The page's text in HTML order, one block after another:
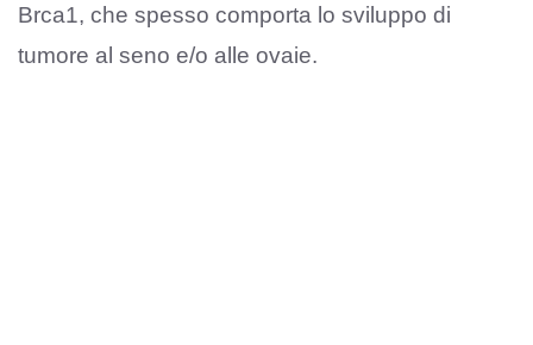
Brca1, che spesso comporta lo sviluppo di
tumore al seno e/o alle ovaie.